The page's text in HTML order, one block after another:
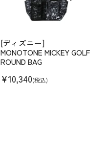
[ディズニー]
MONOTONE MICKEY GOLF
ROUND BAG
¥10,340(税込)